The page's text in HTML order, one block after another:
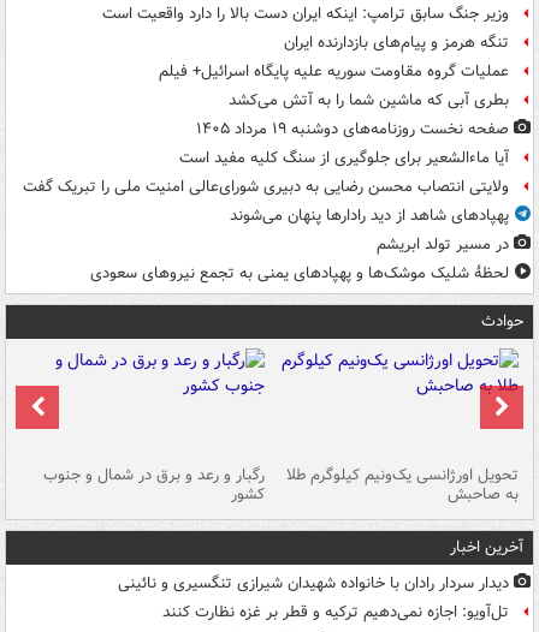
وزیر جنگ سابق ترامپ: اینکه ایران دست بالا را دارد واقعیت است
تنگه هرمز و پیام‌های بازدارنده ایران
عملیات گروه مقاومت سوریه علیه پایگاه اسرائیل+ فیلم
بطری آبی که ماشین شما را به آتش می‌کشد
صفحه نخست روزنامه‌های دوشنبه ۱۹ مرداد ۱۴۰۵
آیا ماءالشعیر برای جلوگیری از سنگ کلیه مفید است
ولایتی انتصاب محسن رضایی به دبیری شورای‌عالی امنیت ملی را تبریک گفت
پهپادهای شاهد از دید رادارها پنهان می‌شوند
در مسیر تولد ابریشم
لحظۀ شلیک موشک‌ها و پهپادهای یمنی به تجمع نیروهای سعودی
حوادث
تحویل اورژانسی یک‌ونیم کیلوگرم طلا
به صاحبش
رگبار و رعد و برق در شمال و جنوب
کشور
آخرین اخبار
دیدار سردار رادان با خانواده‌ شهیدان شیرازی تنگسیری و نائینی
تل‌آویو: اجازه نمی‌دهیم ترکیه و قطر بر غزه نظارت کنند